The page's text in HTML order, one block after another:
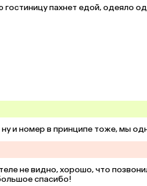
пахнет едой, одеяло
и номер в принципе тоже, мы
не видно, хорошо, что
спасибо!